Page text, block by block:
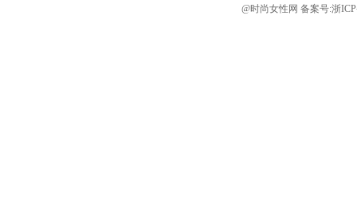
@时尚女性网 备案号:浙